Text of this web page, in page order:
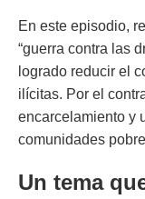
En este episodio,
“guerra contra las
logrado reducir el
ilícitas. Por el
encarcelamiento y
comunidades
Un tema